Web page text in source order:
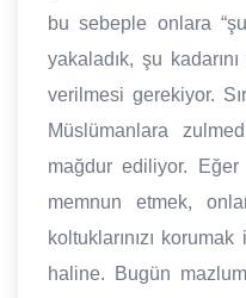
bu sebeple onlara
yakaladık, şu
verilmesi gerekiyor.
Müslümanlara
mağdur ediliyor. Eğer
memnun etmek,
koltuklarınızı
haline. Bugün